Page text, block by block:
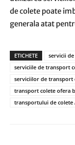
de colete poate
generala atat
ETICHETE servicii
serviciile de transport
serviciilor de transport
transport colete ofera
transportului de colete